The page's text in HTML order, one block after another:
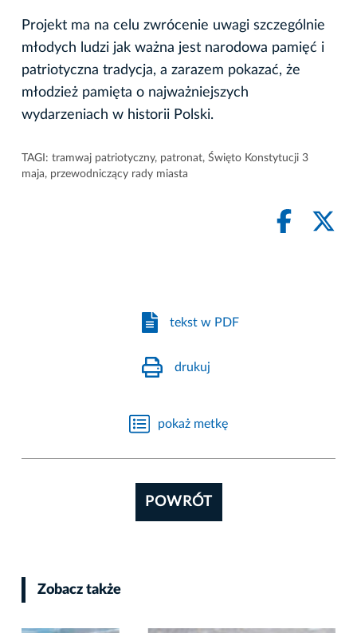
Projekt ma na celu zwrócenie uwagi szczególnie
młodych ludzi jak ważna jest narodowa pamięć i
patriotyczna tradycja, a zarazem pokazać, że
młodzież pamięta o najważniejszych
wydarzeniach w historii Polski.
TAGI: tramwaj patriotyczny, patronat, Święto Konstytucji 3
maja, przewodniczący rady miasta
tekst w PDF
drukuj
pokaż metkę
POWRÓT
Zobacz także